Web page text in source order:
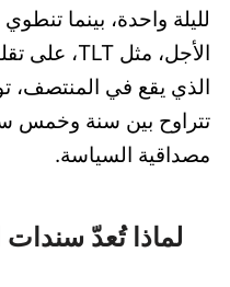
لليلة واحدة، بينما
الذي يقع في المنتصف،
تتراوح بين سنة وخمس
مصداقية السياسة.
لماذا تُعدّ